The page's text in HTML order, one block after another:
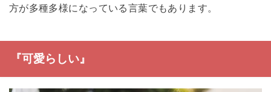
方が多種多様になっている言葉でもあります。
『可愛らしい』